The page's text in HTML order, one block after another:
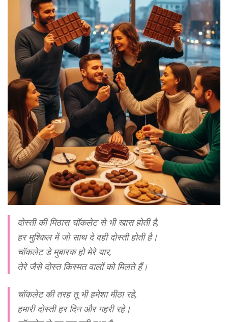
दोस्ती की मिठास चॉकलेट से भी खास होती है,
हर मुश्किल में जो साथ दे वही दोस्ती होती है।
चॉकलेट डे मुबारक हो मेरे यार,
तेरे जैसे दोस्त किस्मत वालों को मिलते हैं।
चॉकलेट की तरह तू भी हमेशा मीठा रहे,
हमारी दोस्ती हर दिन और गहरी रहे।